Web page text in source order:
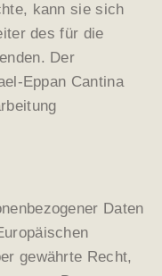
kann sie sich
des für die
Der
Eppan Cantina
Daten
gewährte Recht,